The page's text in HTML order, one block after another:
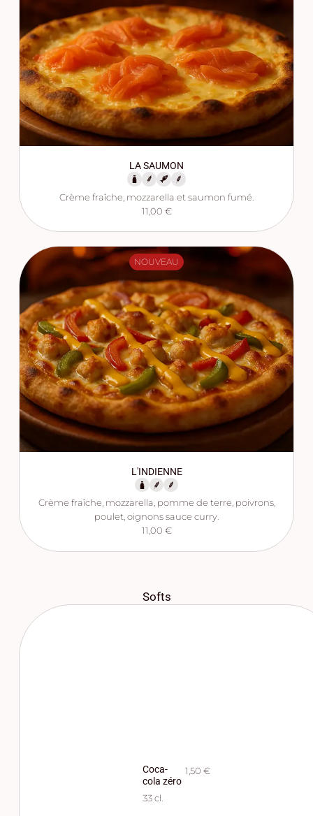
LA SAUMON
Crème fraîche, mozzarella et saumon fumé.
11,00 €
NOUVEAU
L'INDIENNE
Crème fraîche, mozzarella, pomme de terre, poivrons,
poulet, oignons sauce curry.
11,00 €
Softs
Coca-
cola zéro
33 cl.
1,50 €